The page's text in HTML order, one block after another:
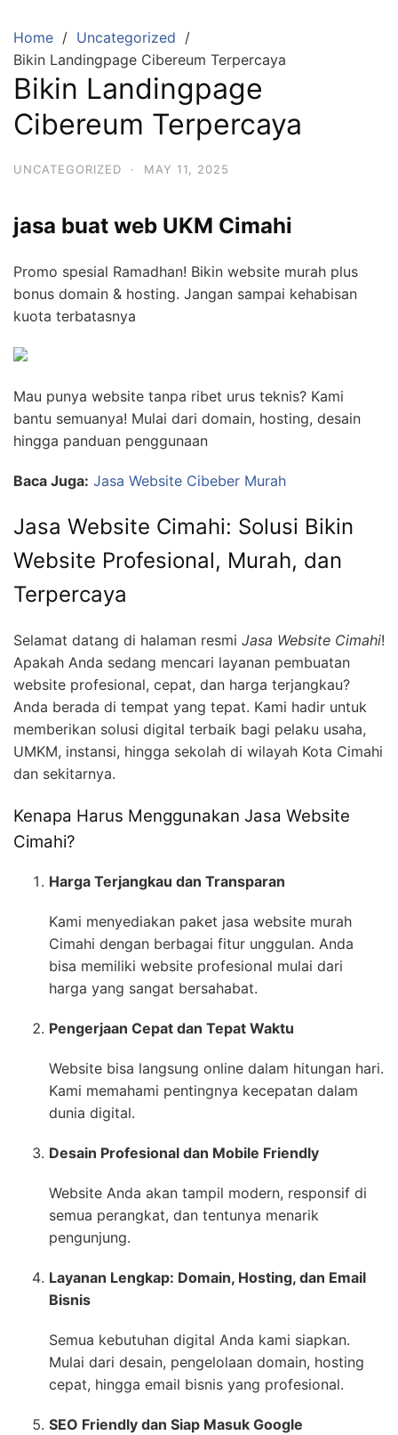
content
Home
Uncategorized
Bikin Landingpage Cibereum Terpercaya
Bikin Landingpage
Cibereum Terpercaya
UNCATEGORIZED · MAY 11, 2025
jasa buat web UKM Cimahi
Promo spesial Ramadhan! Bikin website murah plus
bonus domain & hosting. Jangan sampai kehabisan
kuota terbatasnya
Mau punya website tanpa ribet urus teknis? Kami
bantu semuanya! Mulai dari domain, hosting, desain
hingga panduan penggunaan
Baca Juga: Jasa Website Cibeber Murah
Jasa Website Cimahi: Solusi Bikin
Website Profesional, Murah, dan
Terpercaya
Selamat datang di halaman resmi Jasa Website Cimahi!
Apakah Anda sedang mencari layanan pembuatan
website profesional, cepat, dan harga terjangkau?
Anda berada di tempat yang tepat. Kami hadir untuk
memberikan solusi digital terbaik bagi pelaku usaha,
UMKM, instansi, hingga sekolah di wilayah Kota Cimahi
dan sekitarnya.
Kenapa Harus Menggunakan Jasa Website
Cimahi?
Harga Terjangkau dan Transparan
Kami menyediakan paket jasa website murah
Cimahi dengan berbagai fitur unggulan. Anda
bisa memiliki website profesional mulai dari
harga yang sangat bersahabat.
Pengerjaan Cepat dan Tepat Waktu
Website bisa langsung online dalam hitungan hari.
Kami memahami pentingnya kecepatan dalam
dunia digital.
Desain Profesional dan Mobile Friendly
Website Anda akan tampil modern, responsif di
semua perangkat, dan tentunya menarik
pengunjung.
Layanan Lengkap: Domain, Hosting, dan Email
Bisnis
Semua kebutuhan digital Anda kami siapkan.
Mulai dari desain, pengelolaan domain, hosting
cepat, hingga email bisnis yang profesional.
SEO Friendly dan Siap Masuk Google